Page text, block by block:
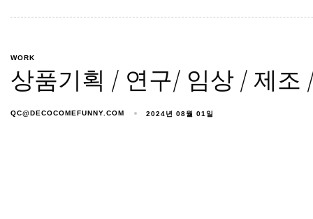
WORK
상품기획 / 연구/ 임상 / 제
QC@DECOCOMEFUNNY.COM 2024년 08월 01일